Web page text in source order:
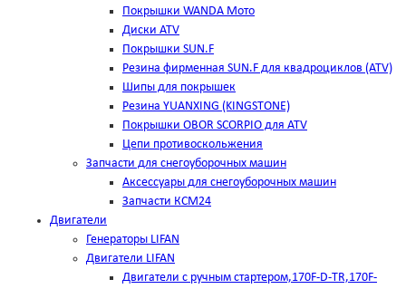
Покрышки WANDA Мото
Диски ATV
Покрышки SUN.F
Резина фирменная SUN.F для квадроциклов (АТV)
Шипы для покрышек
Резина YUANXING (KINGSTONE)
Покрышки OBOR SCORPIO для ATV
Цепи противоскольжения
Запчасти для снегоуборочных машин
Аксессуары для снегоуборочных машин
Запчасти КСМ24
Двигатели
Генераторы LIFAN
Двигатели LIFAN
Двигатели с ручным стартером,170F-D-TR,170F-